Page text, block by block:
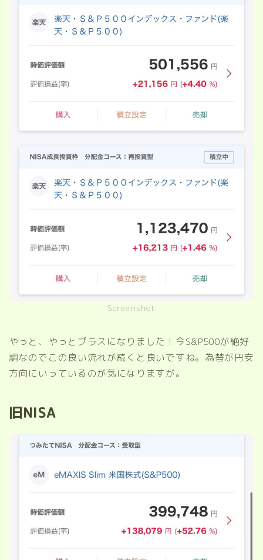
Screenshot
やっと、やっとプラスになりました！今S&P500が絶好
調なのでこの良い流れが続くと良いですね。為替が円安
方向にいっているのが気になりますが。
旧NISA